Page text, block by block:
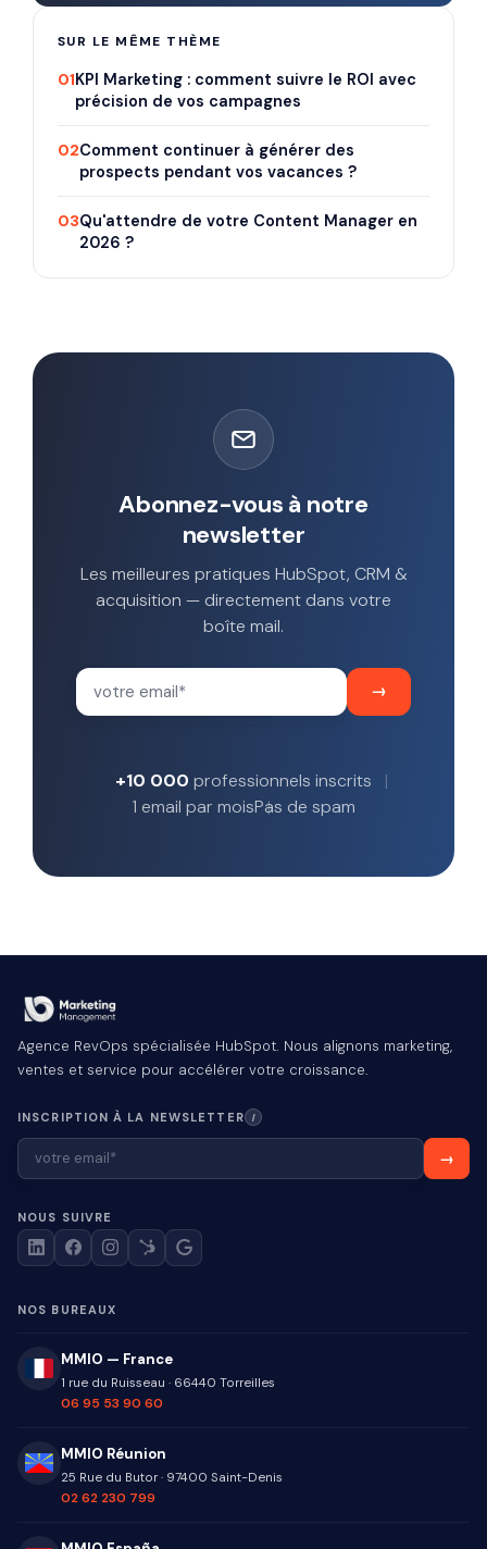
SUR LE MÊME THÈME
01KPI Marketing : comment suivre le ROI avec
précision de vos campagnes
02Comment continuer à générer des
prospects pendant vos vacances ?
03Qu'attendre de votre Content Manager en
2026 ?
Abonnez-vous à notre
newsletter
Les meilleures pratiques HubSpot, CRM &
acquisition — directement dans votre
boîte mail.
+10 000 professionnels inscrits
1 email par moisPas de spam
Agence RevOps spécialisée HubSpot. Nous alignons marketing,
ventes et service pour accélérer votre croissance.
INSCRIPTION À LA NEWSLETTER I
NOUS SUIVRE
NOS BUREAUX
MMIO — France
1 rue du Ruisseau · 66440 Torreilles
06 95 53 90 60
MMIO Réunion
25 Rue du Butor· 97400 Saint-Denis
02 62 230 799